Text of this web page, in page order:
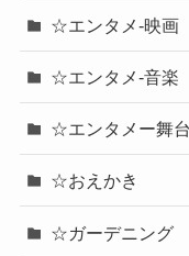
☆エンタメ-映画
☆エンタメ-音楽
☆エンタメー舞台
☆おえかき
☆ガーデニング